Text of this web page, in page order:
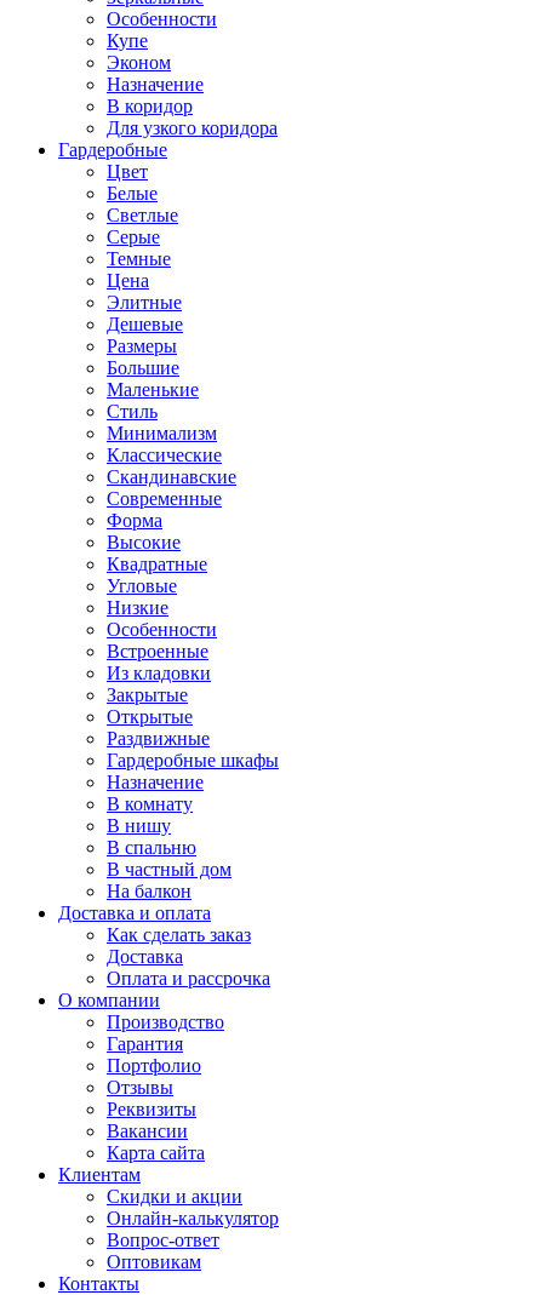
Особенности
Купе
Эконом
Назначение
В коридор
Для узкого коридора
Гардеробные
Цвет
Белые
Светлые
Серые
Темные
Цена
Элитные
Дешевые
Размеры
Большие
Маленькие
Стиль
Минимализм
Классические
Скандинавские
Современные
Форма
Высокие
Квадратные
Угловые
Низкие
Особенности
Встроенные
Из кладовки
Закрытые
Открытые
Раздвижные
Гардеробные шкафы
Назначение
В комнату
В нишу
В спальню
В частный дом
На балкон
Доставка и оплата
Как сделать заказ
Доставка
Оплата и рассрочка
О компании
Производство
Гарантия
Портфолио
Отзывы
Реквизиты
Вакансии
Карта сайта
Клиентам
Скидки и акции
Онлайн-калькулятор
Вопрос-ответ
Оптовикам
Контакты